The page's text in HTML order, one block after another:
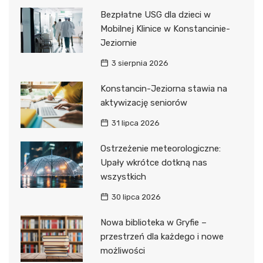
Bezpłatne USG dla dzieci w
Mobilnej Klinice w Konstancinie-
Jeziornie
3 sierpnia 2026
Konstancin-Jeziorna stawia na
aktywizację seniorów
31 lipca 2026
Ostrzeżenie meteorologiczne:
Upały wkrótce dotkną nas
wszystkich
30 lipca 2026
Nowa biblioteka w Gryfie –
przestrzeń dla każdego i nowe
możliwości